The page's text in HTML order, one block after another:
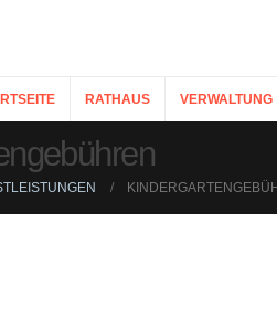
RATHAUS VERWALTUNG